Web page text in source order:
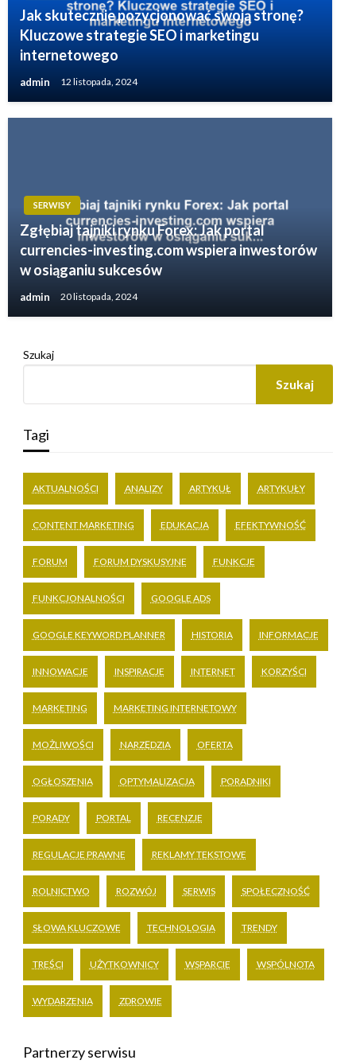
Jak skutecznie pozycjonować swoją stronę?
Kluczowe strategie SEO i marketingu
internetowego
admin 12 listopada, 2024
SERWISY
Zgłębiaj tajniki rynku Forex: Jak portal
currencies-investing.com wspiera inwestorów
w osiąganiu sukcesów
admin 20 listopada, 2024
Szukaj
Szukaj
Tagi
AKTUALNOŚCI ANALIZY ARTYKUŁ ARTYKUŁY
CONTENT MARKETING EDUKACJA EFEKTYWNOŚĆ
FORUM FORUM DYSKUSYJNE FUNKCJE
FUNKCJONALNOŚCI GOOGLE ADS
GOOGLE KEYWORD PLANNER HISTORIA INFORMACJE
INNOWACJE INSPIRACJE INTERNET KORZYŚCI
MARKETING MARKETING INTERNETOWY
MOŻLIWOŚCI NARZĘDZIA OFERTA
OGŁOSZENIA OPTYMALIZACJA PORADNIKI
PORADY PORTAL RECENZJE
REGULACJE PRAWNE REKLAMY TEKSTOWE
ROLNICTWO ROZWÓJ SERWIS SPOŁECZNOŚĆ
SŁOWA KLUCZOWE TECHNOLOGIA TRENDY
TREŚCI UŻYTKOWNICY WSPARCIE WSPÓLNOTA
WYDARZENIA ZDROWIE
Partnerzy serwisu